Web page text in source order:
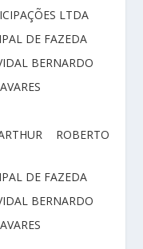
LTDA
DE FAZEDA
BERNARDO
ROBERTO
DE FAZEDA
BERNARDO